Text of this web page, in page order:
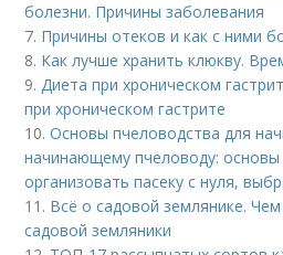
болезни. Причины заболевания
7. Причины отеков и как с ними
8. Как лучше хранить клюкву.
9.Диета при хроническом
при хроническом гастрите
10.Основы пчеловодства для
начинающему пчеловоду: основы
организовать пасеку с нуля,
11. Всё о садовой землянике.
садовой земляники